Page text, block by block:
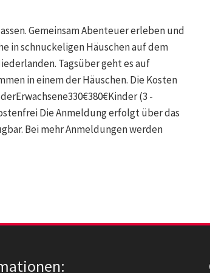
Gemeinsam Abenteuer erleben und
in schnuckeligen Häuschen auf dem
Tagsüber geht es auf
in einem der Häuschen. Die Kosten
(3 -
Die Anmeldung erfolgt über das
Bei mehr Anmeldungen werden